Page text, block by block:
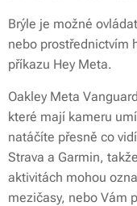
Brýle je možné
nebo prostřednictvím
příkazu Hey Meta.
Oakley Meta
které mají kameru
natáčíte přesně co
Strava a Garmin,
aktivitách mohou
mezičasy, nebo Vám